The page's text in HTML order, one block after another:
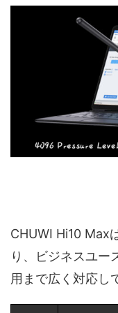
CHUWI Hi10 Max
り、ビジネスユー
用まで広く対応し